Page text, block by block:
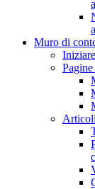
Muro di
Iniziare